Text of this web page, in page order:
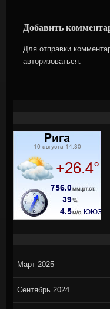
Добавить
Для отправки
авторизоваться.
Март 2025
Сентябрь 2024